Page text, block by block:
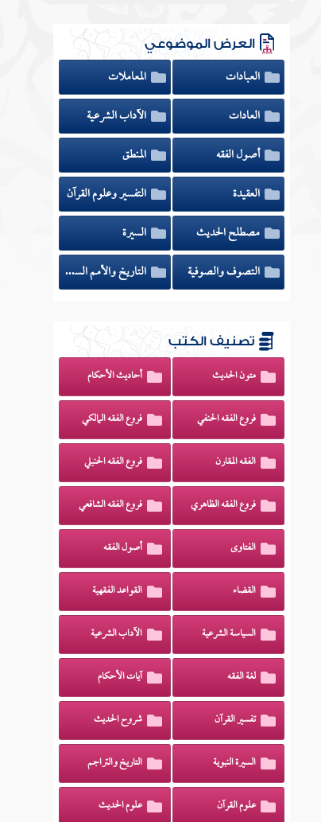
العرض الموضوعي
العبادات
المعاملات
العادات
الآداب الشرعية
أصول الفقه
المنطق
العقيدة
التفسير وعلوم القرآن
مصطلح الحديث
السيرة
التصوف والصوفية
التاريخ والأمم السابقة
تصنيف الكتب
متون الحديث أحاديث الأحكام
فروع الفقه الحنفي فروع الفقه المالكي
الفقه المقارن فروع الفقه الحنبلي
فروع الفقه الظاهري فروع الفقه الشافعي
الفتاوى أصول الفقه
القضاء القواعد الفقهية
السياسة الشرعية الآداب الشرعية
لغة الفقه آيات الأحكام
تفسير القرآن شروح الحديث
السيرة النبوية التاريخ والتراجم
علوم القرآن علوم الحديث